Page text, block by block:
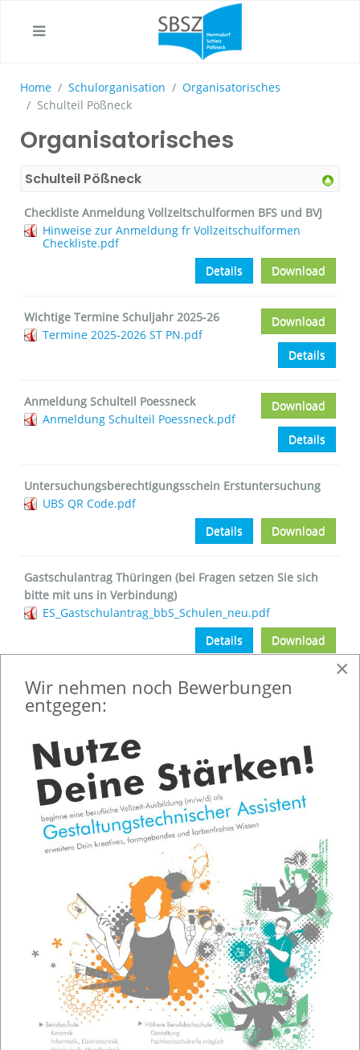
Home Schulorganisation
Organisatorisches
Schulteil Pößneck
Organisatorisches
Schulteil Pößneck
Checkliste Anmeldung Vollzeitschulformen BFS und BVJ
Hinweise zur Anmeldung fr Vollzeitschulformen
Checkliste.pdf
Download
Details
Wichtige Termine Schuljahr 2025-26
Termine 2025-2026 ST PN.pdf
Download
Details
Anmeldung Schulteil Poessneck
Anmeldung Schulteil Poessneck.pdf
Download
Details
Untersuchungsberechtigungsschein Erstuntersuchung
UBS QR Code.pdf
Download
Details
Gastschulantrag Thüringen (bei Fragen setzen Sie sich
bitte mit uns in Verbindung)
ES_Gastschulantrag_bbS_Schulen_neu.pdf
Download
Details
Ordering
Powered byPhoca Download
Schulorganisation
Turnuspläne
Organisatorisches
×
Wir nehmen noch Bewerbungen
entgegen: